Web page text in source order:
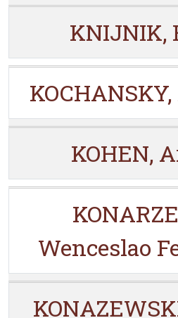
KNIJNIK,
KOHEN,
Wenceslao